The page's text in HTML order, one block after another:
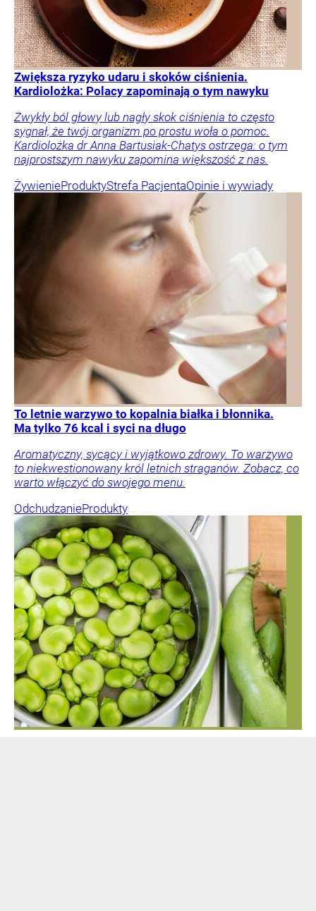
Zwiększa ryzyko udaru i skoków ciśnienia.
Kardiolożka: Polacy zapominają o tym nawyku
Zwykły ból głowy lub nagły skok ciśnienia to często
sygnał, że twój organizm po prostu woła o pomoc.
Kardiolożka dr Anna Bartusiak-Chatys ostrzega: o tym
najprostszym nawyku zapomina większość z nas.
ŻywienieProduktyStrefa PacjentaOpinie i wywiady
To letnie warzywo to kopalnia białka i błonnika.
Ma tylko 76 kcal i syci na długo
Aromatyczny, sycący i wyjątkowo zdrowy. To warzywo
to niekwestionowany król letnich straganów. Zobacz, co
warto włączyć do swojego menu.
OdchudzanieProdukty